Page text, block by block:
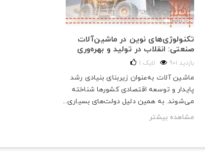
تکنولوژی‌های نوین در ماشین‌آلات
صنعتی: انقلاب در تولید و بهره‌وری
901 بازدید 1 لایک
ماشین آلات به‌عنوان زیربنای بنیادی رشد
پایدار و توسعه اقتصادی کشورها شناخته
می‌شوند. به همین دلیل دولت‌های بسیاری...
مشاهده بیشتر